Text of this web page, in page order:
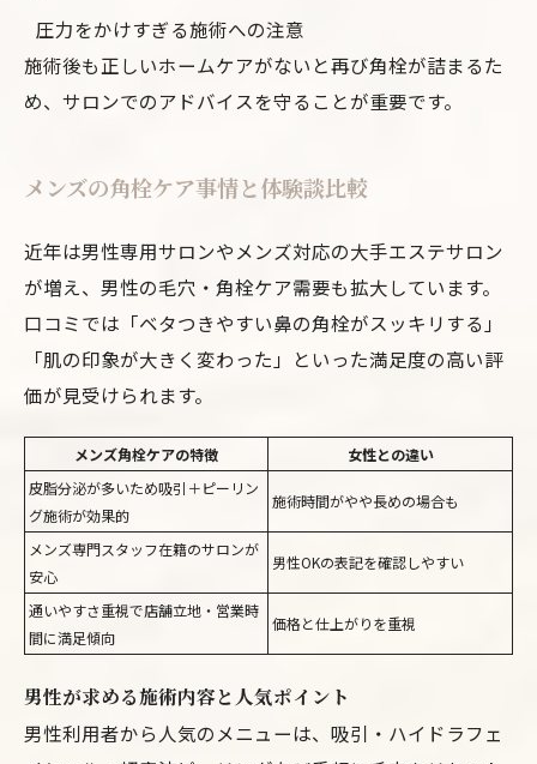
圧力をかけすぎる施術への注意
施術後も正しいホームケアがないと再び角栓が詰まるた
め、サロンでのアドバイスを守ることが重要です。
メンズの角栓ケア事情と体験談比較
近年は男性専用サロンやメンズ対応の大手エステサロン
が増え、男性の毛穴・角栓ケア需要も拡大しています。
口コミでは「ベタつきやすい鼻の角栓がスッキリする」
「肌の印象が大きく変わった」といった満足度の高い評
価が見受けられます。
メンズ角栓ケアの特徴
女性との違い
皮脂分泌が多いため吸引＋ピーリン
グ施術が効果的
施術時間がやや長めの場合も
メンズ専門スタッフ在籍のサロンが
安心
男性OKの表記を確認しやすい
通いやすさ重視で店舗立地・営業時
間に満足傾向
価格と仕上がりを重視
男性が求める施術内容と人気ポイント
男性利用者から人気のメニューは、吸引・ハイドラフェ